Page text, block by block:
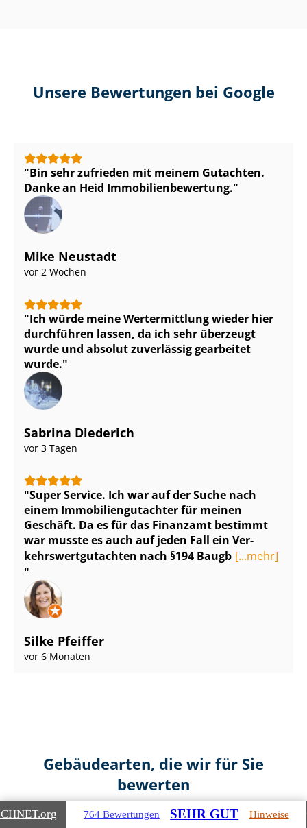
Unsere Bewertungen bei Google
Bin sehr zufrieden mit meinem Gutachten.
Danke an Heid Im­mo­bi­li­en­be­wer­tung.
Mike Neustadt
vor 2 Wochen
Ich würde meine Wertermittlung wieder hier
durchführen lassen, da ich sehr überzeugt
wurde und absolut zuverlässig gearbeitet
wurde.
Sabrina Diederich
vor 3 Tagen
Super Service. Ich war auf der Suche nach
einem Im­mo­bi­li­en­gut­ach­ter für meinen
Geschäft. Da es für das Finanzamt bestimmt
war musste es auch auf jeden Fall ein Ver­
kehrs­wert­gut­ach­ten nach §194 Baugb [...mehr]
Silke Pfeiffer
vor 6 Monaten
Gebäudearten, die wir für Sie
bewerten
.org 764 Bewertungen SEHR GUT Hinweise